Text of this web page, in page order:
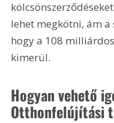
lehet megkötni, ám
hogy a 108
kimerül.
Hogyan vehető
Otthonfelújítási